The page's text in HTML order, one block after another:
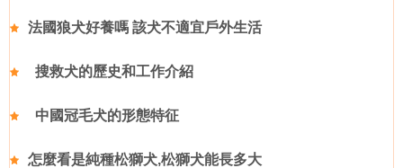
法國狼犬好養嗎 該犬不適宜戶外生活
搜救犬的歷史和工作介紹
中國冠毛犬的形態特征
怎麼看是純種松獅犬,松獅犬能長多大